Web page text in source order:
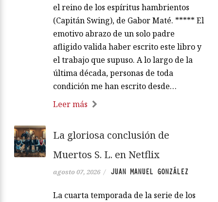
el reino de los espíritus hambrientos
(Capitán Swing), de Gabor Maté. ***** El
emotivo abrazo de un solo padre
afligido valida haber escrito este libro y
el trabajo que supuso. A lo largo de la
última década, personas de toda
condición me han escrito desde…
Leer más
La gloriosa conclusión de
Muertos S. L. en Netflix
agosto 07, 2026 / JUAN MANUEL GONZÁLEZ
La cuarta temporada de la serie de los